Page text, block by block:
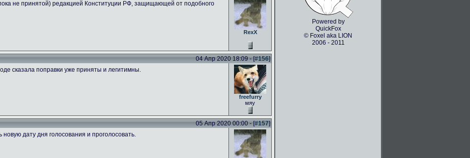
не принятой) редакцией Конституции РФ, защищающей от подобного
RexX
04 Апр 2020 18:09 - [#156]
сказала поправки уже приняты и легитимны.
freefurry
мяу
05 Апр 2020 00:00 - [#157]
дату дня голосования и проголосовать.
Powered by
QuickFox
© Foxel aka LION
2006 - 2011